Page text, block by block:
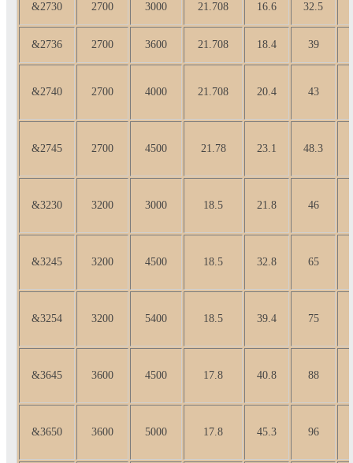
&2730 2700 3000 21.708 16.6 32.5
&2736 2700 3600 21.708 18.4 39
&2740 2700 4000 21.708 20.4 43
&2745 2700 4500 21.78 23.1 48.3
&3230 3200 3000 18.5 21.8 46
&3245 3200 4500 18.5 32.8 65
&3254 3200 5400 18.5 39.4 75
&3645 3600 4500 17.8 40.8 88
&3650 3600 5000 17.8 45.3 96